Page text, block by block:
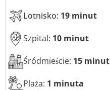
Lotnisko: 19 minut
Szpital: 10 minut
Śródmieście: 15 minut
Plaża: 1 minuta